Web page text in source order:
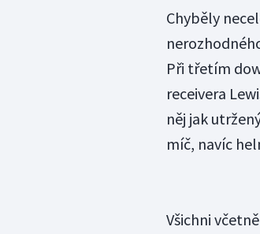
Chyběly
Při třetím
receivera
něj jak
míč, navíc
Všichni